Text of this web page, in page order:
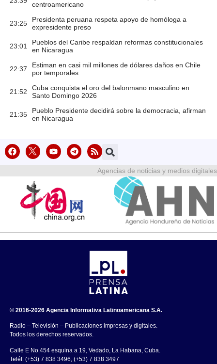
centroamericano
23:25
Presidenta peruana respeta apoyo de homóloga a
expresidente preso
23:01
Pueblos del Caribe respaldan reformas constitucionales
en Nicaragua
22:37
Estiman en casi mil millones de dólares daños en Chile
por temporales
21:52
Cuba conquista el oro del balonmano masculino en
Santo Domingo 2026
21:35
Pueblo Presidente decidirá sobre la democracia, afirman
en Nicaragua
Agencias de noticias y medios digitales
© 2016-2026 Agencia Informativa Latinoamericana S.A.
Radio – Televisión – Publicaciones impresas y digitales.
Todos los derechos reservados.
Calle E No.454 esquina a 19, Vedado, La Habana, Cuba.
Teléf: (+53) 7 838 3496, (+53) 7 838 3497